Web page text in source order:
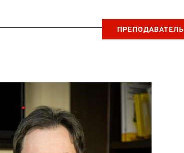
ПРЕПОДАВАТЕЛЬ